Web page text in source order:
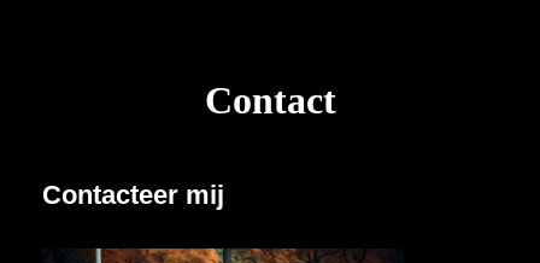
Contact
Contacteer mij